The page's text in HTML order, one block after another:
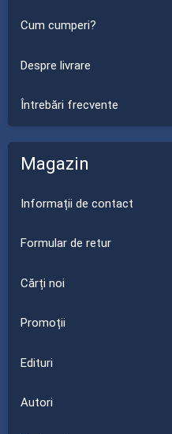
Cum cumperi?
Despre livrare
Întrebări frecvente
Magazin
Informații de contact
Formular de retur
Cărți noi
Promoții
Edituri
Autori